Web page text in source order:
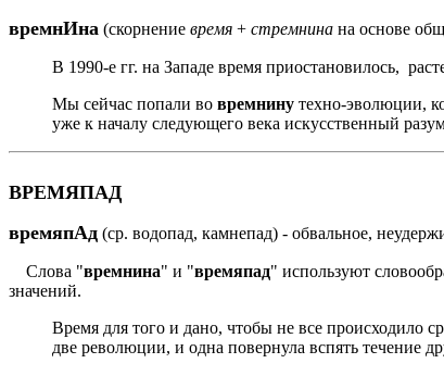
времнИна (скорнение время + стремнина на основе
В 1990-е гг. на Западе время приостановилось,
Мы сейчас попали во времнину техно-эволюции,
уже к началу следующего века искусственный
ВРЕМЯПАД
времяпАд (ср. водопад, камнепад) - обвальное,
Слова "времнина" и "времяпад" используют
значений.
Время для того и дано, чтобы не все происходило
две революции, и одна повернула вспять течение